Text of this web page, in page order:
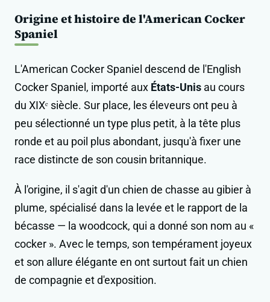
Origine et histoire de l'American Cocker
Spaniel
L'American Cocker Spaniel descend de l'English
Cocker Spaniel, importé aux États-Unis au cours
du XIXᵉ siècle. Sur place, les éleveurs ont peu à
peu sélectionné un type plus petit, à la tête plus
ronde et au poil plus abondant, jusqu'à fixer une
race distincte de son cousin britannique.
À l'origine, il s'agit d'un chien de chasse au gibier à
plume, spécialisé dans la levée et le rapport de la
bécasse — la woodcock, qui a donné son nom au «
cocker ». Avec le temps, son tempérament joyeux
et son allure élégante en ont surtout fait un chien
de compagnie et d'exposition.